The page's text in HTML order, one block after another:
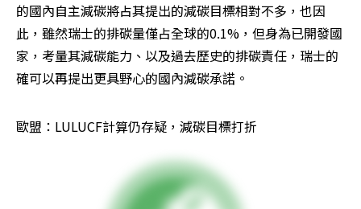
的國內自主減碳將占其提出的減碳目標相對不多，也因
此，雖然瑞士的排碳量僅占全球的0.1%，但身為已開發國
家，考量其減碳能力、以及過去歷史的排碳責任，瑞士的
確可以再提出更具野心的國內減碳承諾。
歐盟：LULUCF計算仍存疑，減碳目標打折